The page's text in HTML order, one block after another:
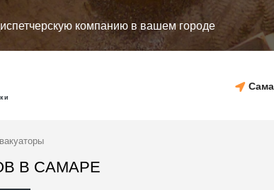
компанию в вашем городе
В САМАРЕ